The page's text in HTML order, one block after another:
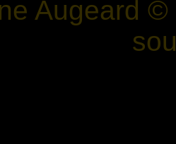
Augeard